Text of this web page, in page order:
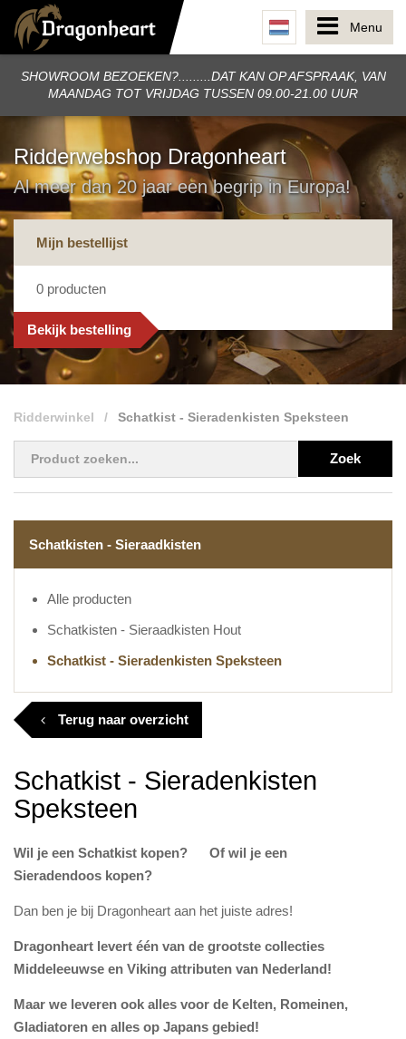
SHOWROOM BEZOEKEN?.........DAT KAN OP AFSPRAAK, VAN
MAANDAG TOT VRIJDAG TUSSEN 09.00-21.00 UUR
Menu
Ridderwebshop Dragonheart
Al meer dan 20 jaar een begrip in Europa!
Mijn bestellijst
0 producten
Bekijk bestelling
Ridderwinkel Schatkist - Sieradenkisten Speksteen
Zoek
Schatkisten - Sieraadkisten
Alle producten
Schatkisten - Sieraadkisten Hout
Schatkist - Sieradenkisten Speksteen
Terug naar overzicht
Schatkist - Sieradenkisten
Speksteen
Wil je een Schatkist kopen? Of wil je een
Sieradendoos kopen?
Dan ben je bij Dragonheart aan het juiste adres!
Dragonheart levert één van de grootste collecties
Middeleeuwse en Viking attributen van Nederland!
Maar we leveren ook alles voor de Kelten, Romeinen,
Gladiatoren en alles op Japans gebied!